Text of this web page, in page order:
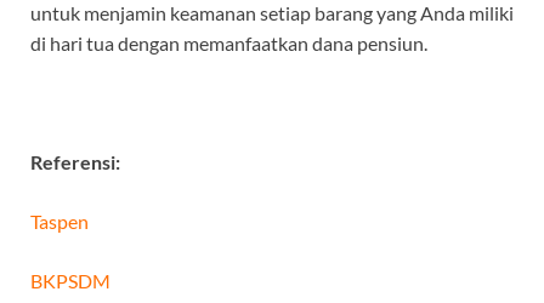
untuk menjamin keamanan setiap barang yang Anda miliki
di hari tua dengan memanfaatkan dana pensiun.
Referensi:
Taspen
BKPSDM